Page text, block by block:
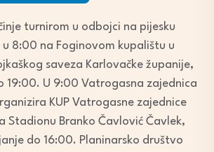
turnirom u odbojci na pijesku
8:00 na Foginovom kupalištu u
saveza Karlovačke županije,
19:00. U 9:00 Vatrogasna zajednica
KUP Vatrogasne zajednice
Stadionu Branko Čavlović Čavlek,
do 16:00. Planinarsko društvo